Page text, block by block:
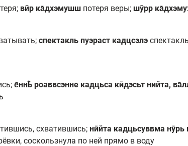
вӣр ка̄дхэмушш потеря веры; шӯрр
спектакль пуэраст кадцсэлэ
е̄ннҍ роаввсэнне кадцьса кӣдэсьт нийта,
схватившись; нӣйта кадцьсуввма нӯрь
соскользнула по ней прямо в воду